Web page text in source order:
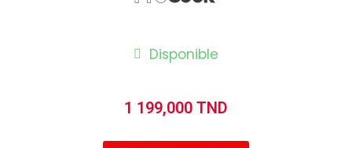
Disponible
1 199,000 TND